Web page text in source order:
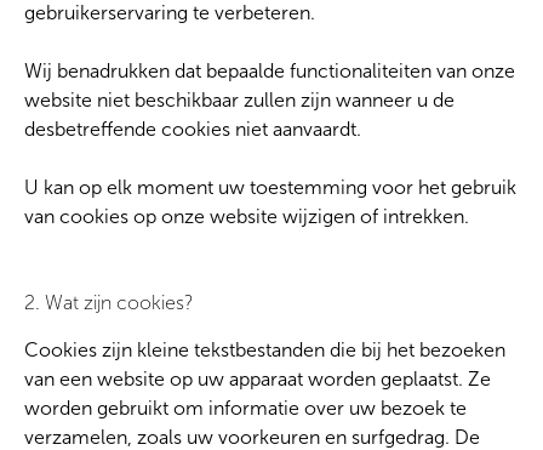
gebruikerservaring te verbeteren.
Wij benadrukken dat bepaalde functionaliteiten van onze
website niet beschikbaar zullen zijn wanneer u de
desbetreffende cookies niet aanvaardt.
U kan op elk moment uw toestemming voor het gebruik
van cookies op onze website wijzigen of intrekken.
2. Wat zijn cookies?
Cookies zijn kleine tekstbestanden die bij het bezoeken
van een website op uw apparaat worden geplaatst. Ze
worden gebruikt om informatie over uw bezoek te
verzamelen, zoals uw voorkeuren en surfgedrag. De